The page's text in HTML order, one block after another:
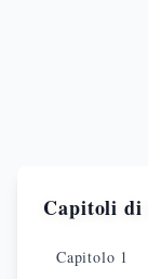
Capitoli di
Capitolo 1